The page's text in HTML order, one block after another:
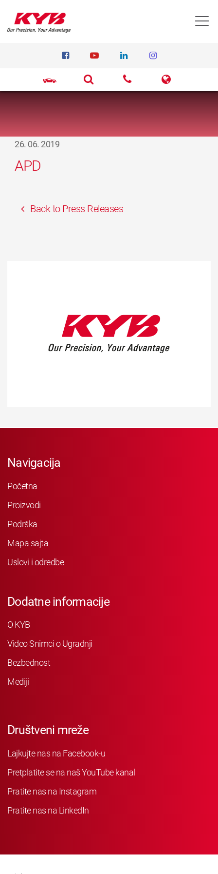
26. 06. 2019
APD
Back to Press Releases
Navigacija
Početna
Proizvodi
Podrška
Mapa sajta
Uslovi i odredbe
Dodatne informacije
O KYB
Video Snimci o Ugradnji
Bezbednost
Mediji
Društveni mreže
Lajkujte nas na Facebook-u
Pretplatite se na naš YouTube kanal
Pratite nas na Instagram
Pratite nas na LinkedIn